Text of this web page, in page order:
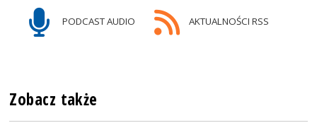
PODCAST AUDIO AKTUALNOŚCI RSS
Zobacz także